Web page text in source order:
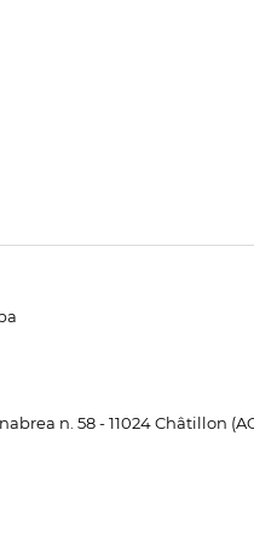
n. 58 - 11024 Châtillon